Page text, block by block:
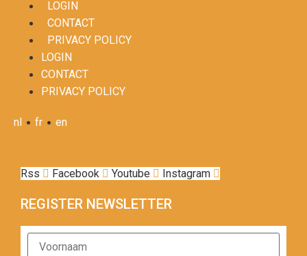
LOGIN
CONTACT
PRIVACY POLICY
LOGIN
CONTACT
PRIVACY POLICY
nl • fr • en
Rss Facebook Youtube Instagram
REGISTER NEWSLETTER